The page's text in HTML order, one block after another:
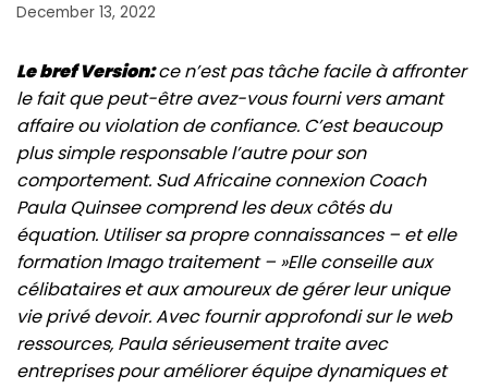
December 13, 2022
Le bref Version:ce n’est pas tâche facile à affronter
le fait que peut-être avez-vous fourni vers amant
affaire ou violation de confiance. C’est beaucoup
plus simple responsable l’autre pour son
comportement. Sud Africaine connexion Coach
Paula Quinsee comprend les deux côtés du
équation. Utiliser sa propre connaissances – et elle
formation Imago traitement – »Elle conseille aux
célibataires et aux amoureux de gérer leur unique
vie privé devoir. Avec fournir approfondi sur le web
ressources, Paula sérieusement traite avec
entreprises pour améliorer équipe dynamiques et